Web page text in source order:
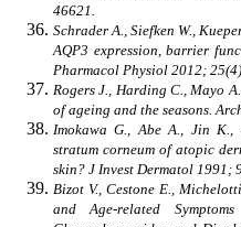
46621.
Schrader A., Siefken W.,
AQP3 expression, barrier
Pharmacol Physiol 2012;
Rogers J., Harding C., Mayo
of ageing and the seasons.
Imokawa G., Abe A., Jin
stratum corneum of atopic
skin? J Invest Dermatol 1991;
Bizot V., Cestone E.,
and Age-related